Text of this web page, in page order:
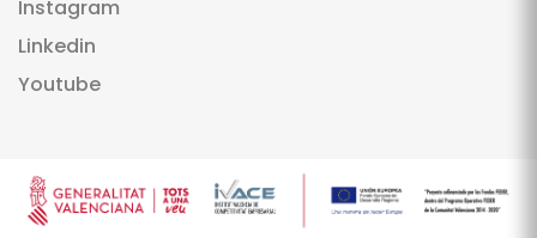
Instagram
Linkedin
Youtube